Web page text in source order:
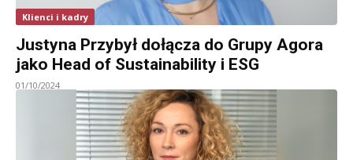
Klienci i kadry
Justyna Przybył dołącza do Grupy Agora
jako Head of Sustainability i ESG
01/10/2024